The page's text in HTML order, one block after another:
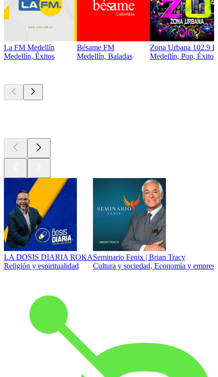
La FM Medellín
Medellín, Éxitos
Bésame FM
Medellín, Baladas
Zona Urbana 102.9
Medellín, Pop, Éxitos
LA DOSIS DIARIA ROKA
Religión y espiritualidad
Seminario Fenix | Brian Tracy
Cultura y sociedad, Economía y